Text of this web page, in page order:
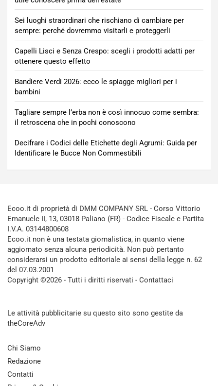
Sei luoghi straordinari che rischiano di cambiare per
sempre: perché dovremmo visitarli e proteggerli
Capelli Lisci e Senza Crespo: scegli i prodotti adatti per
ottenere questo effetto
Bandiere Verdi 2026: ecco le spiagge migliori per i
bambini
Tagliare sempre l’erba non è così innocuo come sembra:
il retroscena che in pochi conoscono
Decifrare i Codici delle Etichette degli Agrumi: Guida per
Identificare le Bucce Non Commestibili
Ecoo.it di proprietà di DMM COMPANY SRL - Corso Vittorio
Emanuele II, 13, 03018 Paliano (FR) - Codice Fiscale e Partita
I.V.A. 03144800608
Ecoo.it non è una testata giornalistica, in quanto viene
aggiornato senza alcuna periodicità. Non può pertanto
considerarsi un prodotto editoriale ai sensi della legge n. 62
del 07.03.2001
Copyright ©2026 - Tutti i diritti riservati - Contattaci
Le attività pubblicitarie su questo sito sono gestite da
theCoreAdv
Chi Siamo
Redazione
Contatti